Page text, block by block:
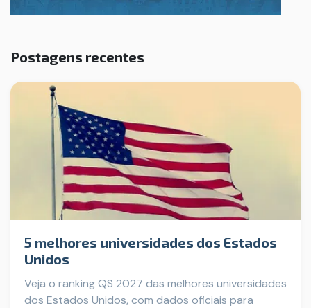
Postagens recentes
5 melhores universidades dos Estados
Unidos
Veja o ranking QS 2027 das melhores universidades
dos Estados Unidos, com dados oficiais para